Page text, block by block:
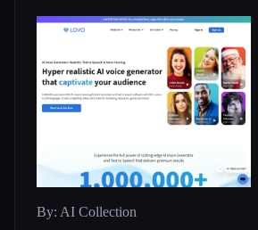
By: AI Collection